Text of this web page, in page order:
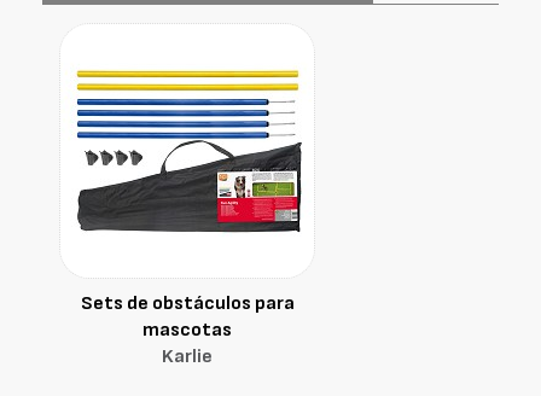
Sets de obstáculos para
mascotas
Karlie